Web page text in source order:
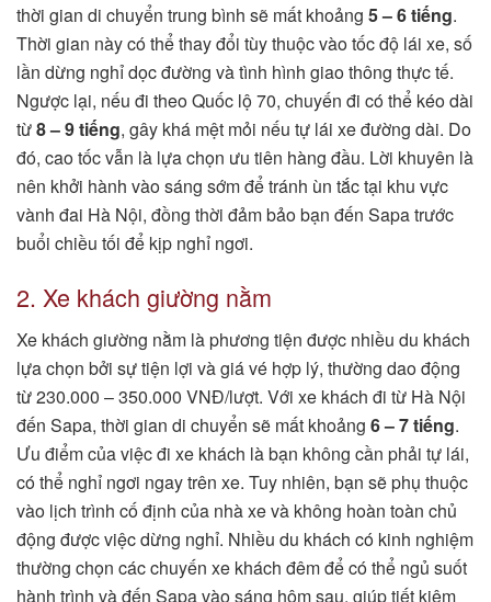
thời gian di chuyển trung bình sẽ mất khoảng 5 – 6 tiếng.
Thời gian này có thể thay đổi tùy thuộc vào tốc độ lái xe, số
lần dừng nghỉ dọc đường và tình hình giao thông thực tế.
Ngược lại, nếu đi theo Quốc lộ 70, chuyến đi có thể kéo dài
từ8 – 9 tiếng, gây khá mệt mỏi nếu tự lái xe đường dài. Do
đó, cao tốc vẫn là lựa chọn ưu tiên hàng đầu. Lời khuyên là
nên khởi hành vào sáng sớm để tránh ùn tắc tại khu vực
vành đai Hà Nội, đồng thời đảm bảo bạn đến Sapa trước
buổi chiều tối để kịp nghỉ ngơi.
2. Xe khách giường nằm
Xe khách giường nằm là phương tiện được nhiều du khách
lựa chọn bởi sự tiện lợi và giá vé hợp lý, thường dao động
từ 230.000 – 350.000 VNĐ/lượt. Với xe khách đi từ Hà Nội
đến Sapa, thời gian di chuyển sẽ mất khoảng 6 – 7 tiếng.
Ưu điểm của việc đi xe khách là bạn không cần phải tự lái,
có thể nghỉ ngơi ngay trên xe. Tuy nhiên, bạn sẽ phụ thuộc
vào lịch trình cố định của nhà xe và không hoàn toàn chủ
động được việc dừng nghỉ. Nhiều du khách có kinh nghiệm
thường chọn các chuyến xe khách đêm để có thể ngủ suốt
hành trình và đến Sapa vào sáng hôm sau, giúp tiết kiệm